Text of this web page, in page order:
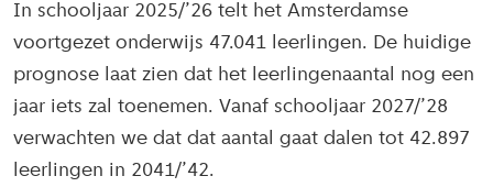
In schooljaar 2025/’26 telt het Amsterdamse
voortgezet onderwijs 47.041 leerlingen. De huidige
prognose laat zien dat het leerlingenaantal nog een
jaar iets zal toenemen. Vanaf schooljaar 2027/’28
verwachten we dat dat aantal gaat dalen tot 42.897
leerlingen in 2041/’42.